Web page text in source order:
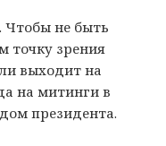
не быть
точку зрения
выходит на
на митинги в
президента.